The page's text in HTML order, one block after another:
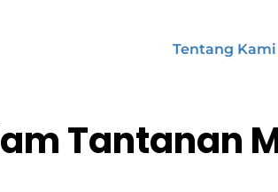
Tentang Kami
Tantanan